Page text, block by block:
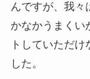
んですが、我々
かなかうまくい
トしていただ
した。